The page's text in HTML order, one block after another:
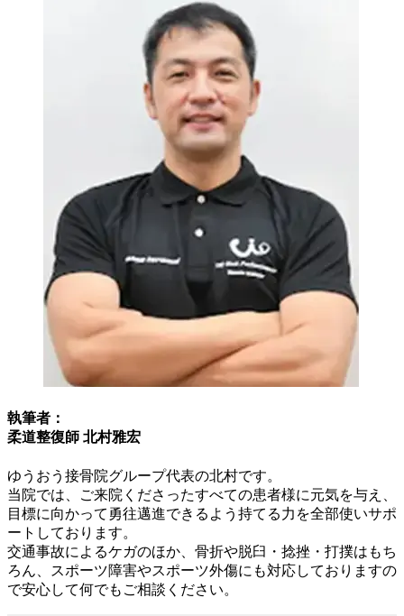
執筆者：
柔道整復師 北村雅宏
ゆうおう接骨院グループ代表の北村です。
当院では、ご来院くださったすべての患者様に元気を与え、
目標に向かって勇往邁進できるよう持てる力を全部使いサポ
ートしております。
交通事故によるケガのほか、骨折や脱臼・捻挫・打撲はもち
ろん、スポーツ障害やスポーツ外傷にも対応しておりますの
で安心して何でもご相談ください。